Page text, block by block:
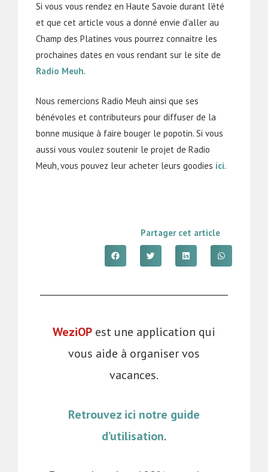
Si vous vous rendez en Haute Savoie durant l’été
et que cet article vous a donné envie d’aller au
Champ des Platines vous pourrez connaitre les
prochaines dates en vous rendant sur le site de
Radio Meuh.
Nous remercions Radio Meuh ainsi que ses
bénévoles et contributeurs pour diffuser de la
bonne musique à faire bouger le popotin. Si vous
aussi vous voulez soutenir le projet de Radio
Meuh, vous pouvez leur acheter leurs goodies ici.
Partager cet article
WeziOP est une application qui
vous aide à organiser vos
vacances.
Retrouvez ici notre guide
d’utilisation.